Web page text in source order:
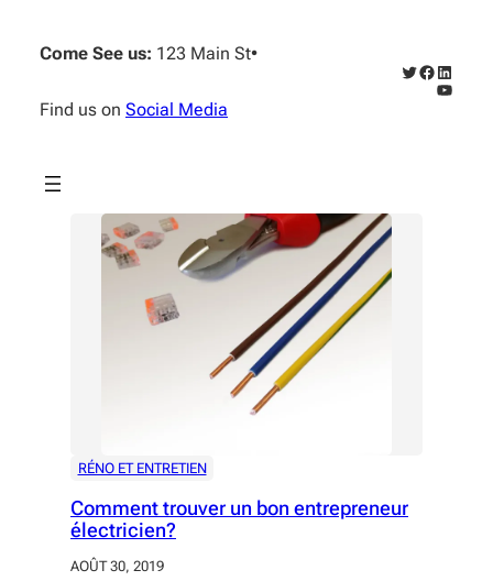
contenu
Come See us: 123 Main St•
Find us on Social Media
Twitter
Facebook
RÉNO ET ENTRETIEN
Comment trouver un bon entrepreneur
électricien?
AOÛT 30, 2019